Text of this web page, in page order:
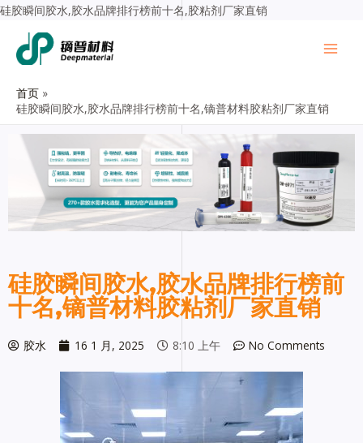
硅胶瞬间胶水,胶水品牌排行榜前十名,胶粘剂厂家直销
首页
硅胶瞬间胶水,胶水品牌排行榜前十名,镝普材料胶粘剂厂家直销
硅胶瞬间胶水,胶水品牌排行榜前
十名,镝普材料胶粘剂厂家直销
胶水 16 1 月, 2025 8:10 上午 No Comments